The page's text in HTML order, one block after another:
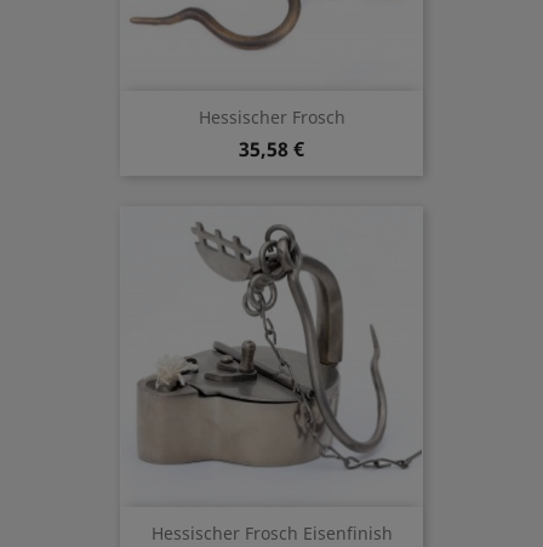
Hessischer Frosch
35,58 €
Hessischer Frosch Eisenfinish